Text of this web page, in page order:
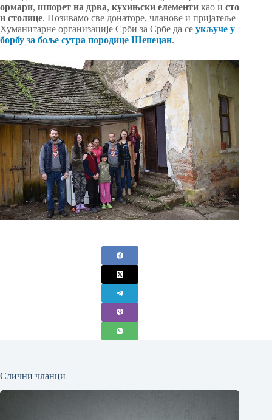
ормари, шпорет на дрва, кухињски елементи као и сто
и столице. Позивамо све донаторе, чланове и пријатеље
Хуманитарне организације Срби за Србе да се укључе у
борбу за боље сутра породице Шепецан.
Слични чланци